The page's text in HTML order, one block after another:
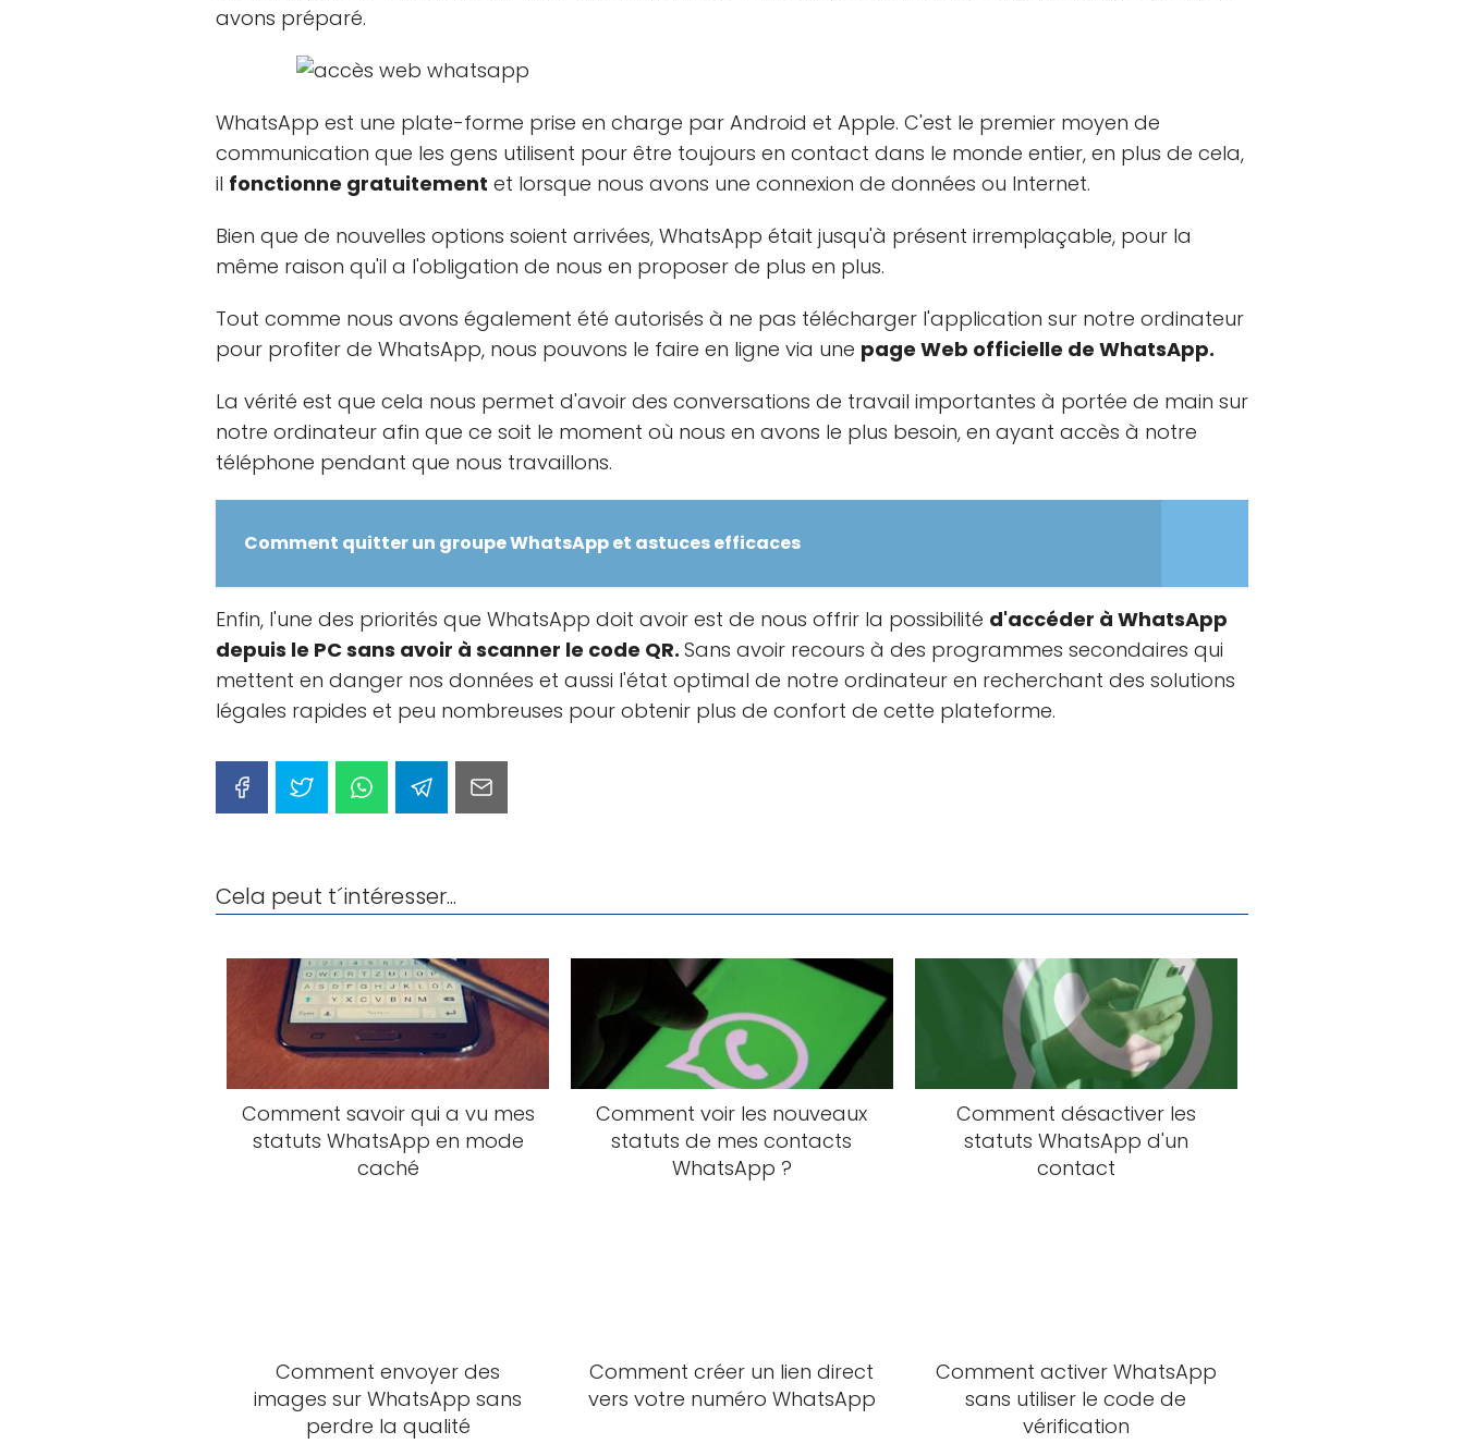
avons préparé.
WhatsApp est une plate-forme prise en charge par Android et Apple. C'est le premier moyen de
communication que les gens utilisent pour être toujours en contact dans le monde entier, en plus de cela,
il fonctionne gratuitement et lorsque nous avons une connexion de données ou Internet.
Bien que de nouvelles options soient arrivées, WhatsApp était jusqu'à présent irremplaçable, pour la
même raison qu'il a l'obligation de nous en proposer de plus en plus.
Tout comme nous avons également été autorisés à ne pas télécharger l'application sur notre ordinateur
pour profiter de WhatsApp, nous pouvons le faire en ligne via une page Web officielle de WhatsApp.
La vérité est que cela nous permet d'avoir des conversations de travail importantes à portée de main sur
notre ordinateur afin que ce soit le moment où nous en avons le plus besoin, en ayant accès à notre
téléphone pendant que nous travaillons.
Comment quitter un groupe WhatsApp et astuces efficaces
Enfin, l'une des priorités que WhatsApp doit avoir est de nous offrir la possibilité d'accéder à WhatsApp
depuis le PC sans avoir à scanner le code QR. Sans avoir recours à des programmes secondaires qui
mettent en danger nos données et aussi l'état optimal de notre ordinateur en recherchant des solutions
légales rapides et peu nombreuses pour obtenir plus de confort de cette plateforme.
Cela peut t´intéresser...
Comment savoir qui a vu mes
statuts WhatsApp en mode
caché
Comment voir les nouveaux
statuts de mes contacts
WhatsApp ?
Comment désactiver les
statuts WhatsApp d'un
contact
Comment envoyer des
images sur WhatsApp sans
perdre la qualité
Comment créer un lien direct
vers votre numéro WhatsApp
Comment activer WhatsApp
sans utiliser le code de
vérification